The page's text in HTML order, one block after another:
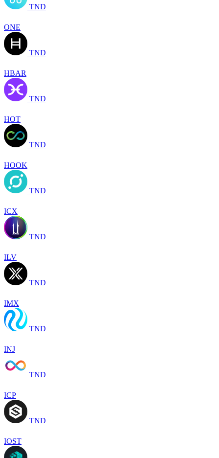
TND
ONE
TND
HBAR
TND
HOT
TND
HOOK
TND
ICX
TND
ILV
TND
IMX
TND
INJ
TND
ICP
TND
IOST